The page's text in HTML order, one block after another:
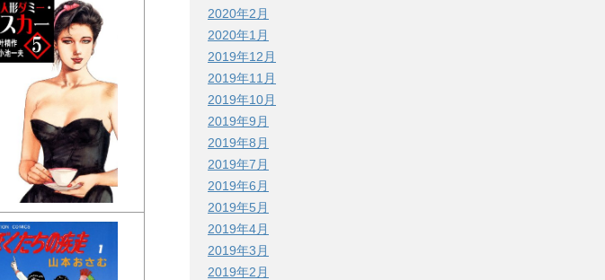
2020年2月
2020年1月
2019年12月
2019年11月
2019年10月
2019年9月
2019年8月
2019年7月
2019年6月
2019年5月
2019年4月
2019年3月
2019年2月